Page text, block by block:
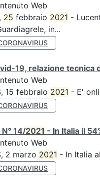
Web
25 febbraio 2021 -
in...
19, relazione tecnica
Web
15 febbraio 2021 - E'
N° 14/2021 - In Italia il
Web
2 marzo 2021 - In Italia